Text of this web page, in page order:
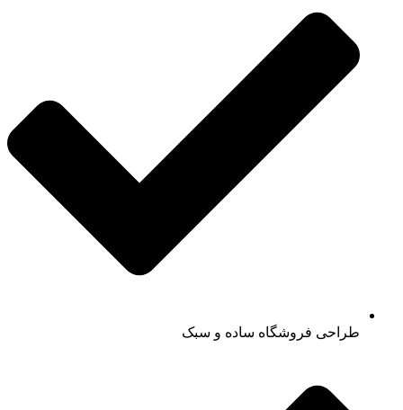
طراحی فروشگاه ساده و سبک